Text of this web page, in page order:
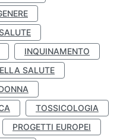
INQUINAMENTO
SALUTE
TOSSICOLOGIA
PROGETTI EUROPEI